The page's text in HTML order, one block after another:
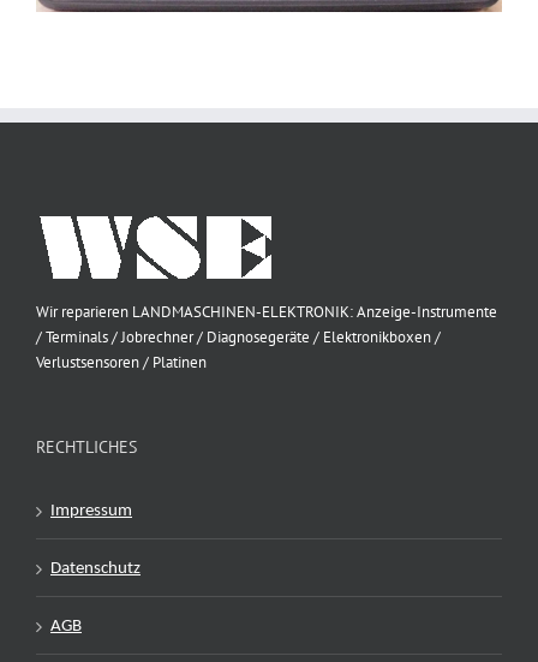
Wir reparieren LANDMASCHINEN-ELEKTRONIK: Anzeige-Instrumente
/ Terminals / Jobrechner / Diagnosegeräte / Elektronikboxen /
Verlustsensoren / Platinen
RECHTLICHES
Impressum
Datenschutz
AGB